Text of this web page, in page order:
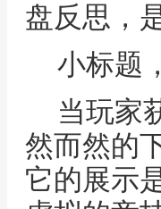
盘反思，
小标题
当玩家
然而然的
它的展示